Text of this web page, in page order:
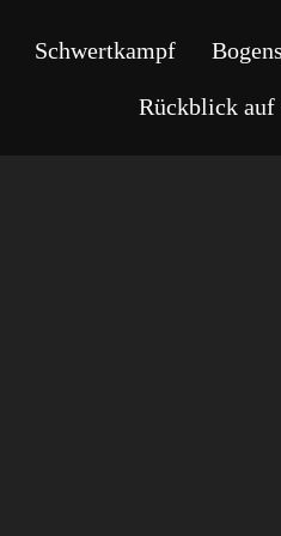
Schwertkampf
Rückblick auf